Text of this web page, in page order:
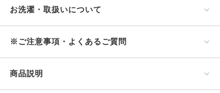
お洗濯・取扱いについて
※ご注意事項・よくあるご質問
商品説明